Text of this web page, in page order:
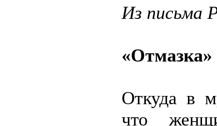
Из письма
Откуда в
что